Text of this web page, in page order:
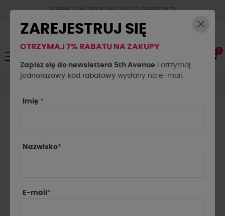
JESIEŃ 2026 DROP NR.1 JUZ W SPRZEDAŻY
Toggle
navigation
☰ 0
Spodnie Spodnie materiałowe
Spodnie drelichowe z
ZAREJESTRUJ SIĘ
OTRZYMAJ 7% RABATU NA ZAKUPY
Zapisz się do newslettera 5th Avenue i otrzymaj
jednorazowy kod rabatowy wysłany na e-mail.
Imię *
Nazwisko*
E-mail *